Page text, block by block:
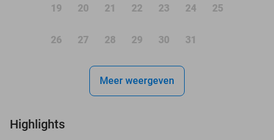
19 20 21 22 23 24 25
26 27 28 29 30 31
Meer weergeven
Highlights